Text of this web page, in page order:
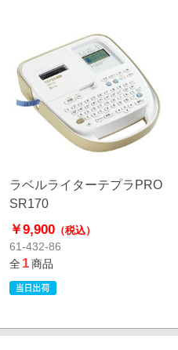
ラベルライターテプラPRO
SR170
￥9,900（税込）
61-432-86
全1商品